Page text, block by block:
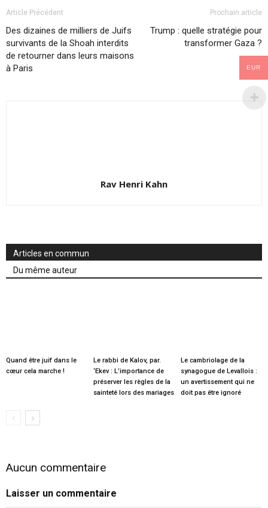
Article Précédent
Des dizaines de milliers de Juifs
survivants de la Shoah interdits
de retourner dans leurs maisons
à Paris
Prochain article
Trump : quelle stratégie pour
transformer Gaza ?
Rav Henri Kahn
Articles en commun
Du même auteur
Quand être juif dans le
cœur cela marche !
Le rabbi de Kalov, par.
‘Ekev : L’importance de
préserver les règles de la
sainteté lors des mariages
Le cambriolage de la
synagogue de Levallois :
un avertissement qui ne
doit pas être ignoré
Aucun commentaire
Laisser un commentaire
EUR